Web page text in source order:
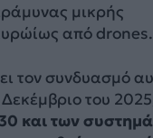
μικρής
από drones.
τον συνδυασμό
του
και των